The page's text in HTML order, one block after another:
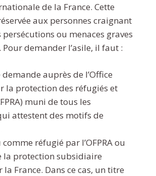
de la France. Cette
aux personnes craignant
persécutions ou menaces graves
demander l’asile, il faut :
auprès de l’Office
la protection des réfugiés et
muni de tous les
attestent des motifs de
réfugié par l’OFPRA ou
la protection subsidiaire
la France. Dans ce cas, un titre